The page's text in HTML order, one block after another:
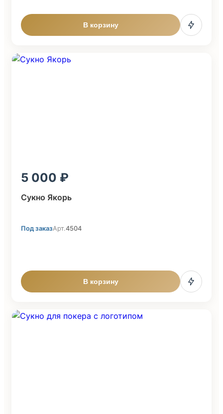
В корзину
5 000
Сукно Якорь
Под заказАрт.4504
В корзину